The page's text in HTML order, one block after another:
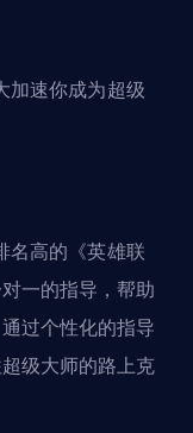
加速你成为超级
名高的《英雄联
一的指导，帮助
过个性化的指导
级大师的路上克